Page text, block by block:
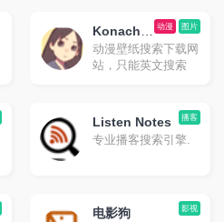
图片
动漫
Konacha
n
动漫壁纸搜索下载网
站，只能英文搜索
播客
Listen Notes
专业播客搜索引擎.
影视
电影狗